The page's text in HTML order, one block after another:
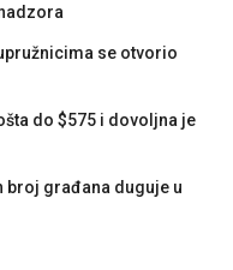
se otvorio
do $575 i dovoljna je
broj građana duguje u